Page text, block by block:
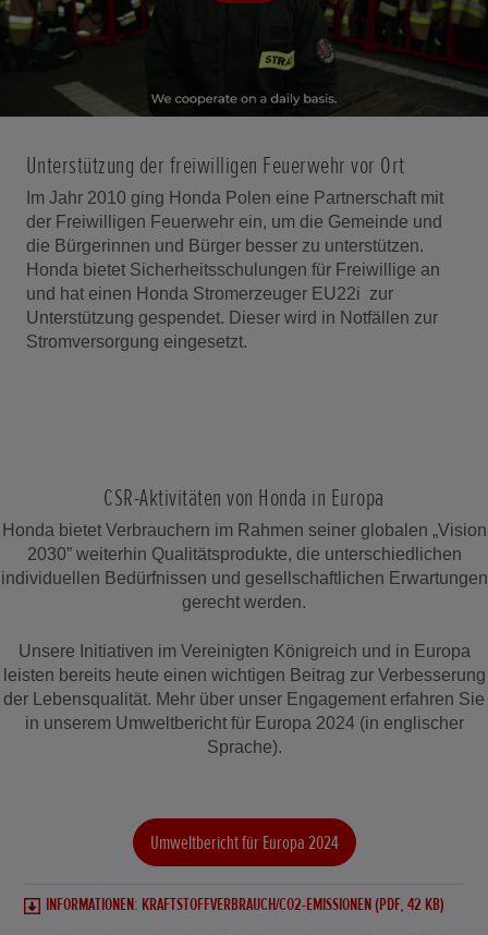
Unterstützung der freiwilligen Feuerwehr vor Ort
Im Jahr 2010 ging Honda Polen eine Partnerschaft mit
der Freiwilligen Feuerwehr ein, um die Gemeinde und
die Bürgerinnen und Bürger besser zu unterstützen.
Honda bietet Sicherheitsschulungen für Freiwillige an
und hat einen Honda Stromerzeuger EU22i zur
Unterstützung gespendet. Dieser wird in Notfällen zur
Stromversorgung eingesetzt.
CSR-Aktivitäten von Honda in Europa
Honda bietet Verbrauchern im Rahmen seiner globalen „Vision
2030” weiterhin Qualitätsprodukte, die unterschiedlichen
individuellen Bedürfnissen und gesellschaftlichen Erwartungen
gerecht werden.
Unsere Initiativen im Vereinigten Königreich und in Europa
leisten bereits heute einen wichtigen Beitrag zur Verbesserung
der Lebensqualität. Mehr über unser Engagement erfahren Sie
in unserem Umweltbericht für Europa 2024 (in englischer
Sprache).
Umweltbericht für Europa 2024
INFORMATIONEN: KRAFTSTOFFVERBRAUCH/CO2-EMISSIONEN (PDF, 42 KB)